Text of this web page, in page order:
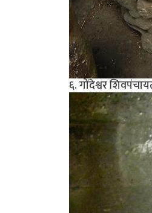
६. गोंदेश्वर